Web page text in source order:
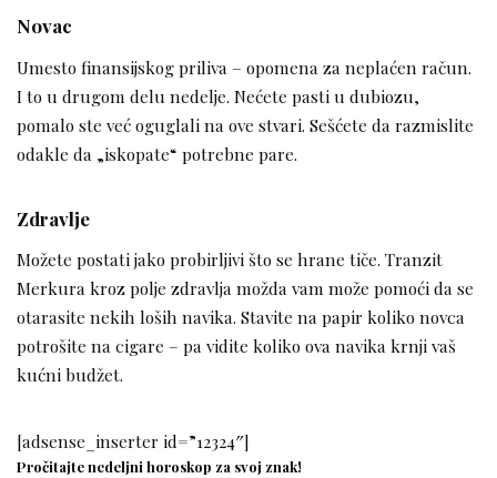
Novac
Umesto finansijskog priliva – opomena za neplaćen račun.
I to u drugom delu nedelje. Nećete pasti u dubiozu,
pomalo ste već oguglali na ove stvari. Sešćete da razmislite
odakle da „iskopate“ potrebne pare.
Zdravlje
Možete postati jako probirljivi što se hrane tiče. Tranzit
Merkura kroz polje zdravlja možda vam može pomoći da se
otarasite nekih loših navika. Stavite na papir koliko novca
potrošite na cigare – pa vidite koliko ova navika krnji vaš
kućni budžet.
[adsense_inserter id=”12324″]
Pročitajte nedeljni horoskop za svoj znak!